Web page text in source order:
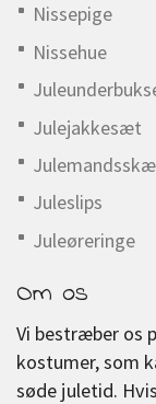
Nissepige
Nissehue
Julejakkesæt
Juleslips
Juleøreringe
Om os
Vi bestræber os
kostumer, som
søde juletid.